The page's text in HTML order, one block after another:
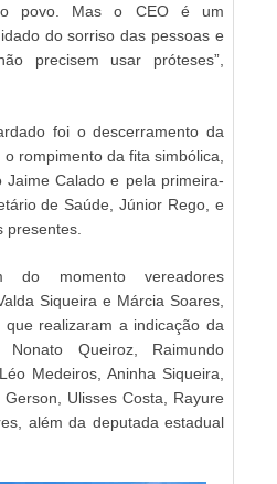
povo. Mas o CEO é um
do sorriso das pessoas e
precisem usar próteses”,
foi o descerramento da
rompimento da fita simbólica,
Jaime Calado e pela primeira-
de Saúde, Júnior Rego, e
presentes.
do momento vereadores
Siqueira e Márcia Soares,
realizaram a indicação da
Queiroz, Raimundo
Medeiros, Aninha Siqueira,
Ulisses Costa, Rayure
além da deputada estadual